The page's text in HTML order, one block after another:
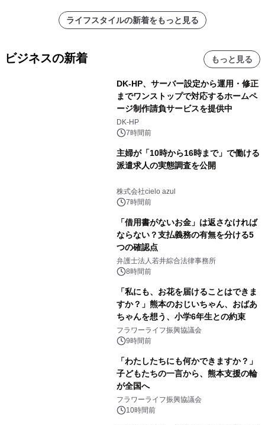
ライフスタイルの新着をもっと見る
ビジネスの新着 もっと見る
DK-HP、サーバー設定から運用・修正
までワンストップで対応するホームペ
ージ制作請負サービスを提供中
DK-HP
7時間前
主婦が「10時から16時まで」で働ける
派遣求人の実態調査を公開
株式会社cielo azul
7時間前
「借用書がないお金」は返さなければ
ならない？支払義務の有無を分ける5
つの確認点
弁護士法人若井綜合法律事務所
8時間前
「私にも、お花を届けることはできま
すか？」熊本のおじいちゃん、おばあ
ちゃんを想う、小学6年生との約束
フラワーライフ振興協議会
9時間前
「わたしたちにも何かできますか？」
子どもたちの一言から、熊本支援の輪
が全国へ
フラワーライフ振興協議会
10時間前